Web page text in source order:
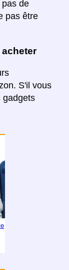
pas de
pas être
S'il vous
gadgets